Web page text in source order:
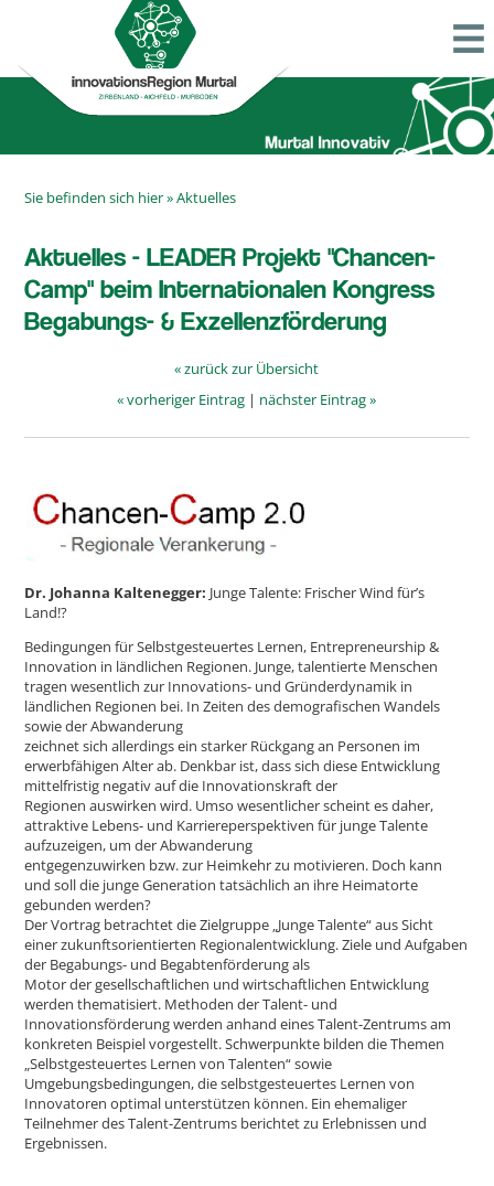
Sie befinden sich hier »Aktuelles
Aktuelles - LEADER Projekt "Chancen-
Camp" beim Internationalen Kongress
Begabungs- & Exzellenzförderung
« zurück zur Übersicht
« vorheriger Eintrag | nächster Eintrag »
Dr. Johanna Kaltenegger: Junge Talente: Frischer Wind für’s
Land!?
Bedingungen für Selbstgesteuertes Lernen, Entrepreneurship &
Innovation in ländlichen Regionen. Junge, talentierte Menschen
tragen wesentlich zur Innovations- und Gründerdynamik in
ländlichen Regionen bei. In Zeiten des demografischen Wandels
sowie der Abwanderung
zeichnet sich allerdings ein starker Rückgang an Personen im
erwerbfähigen Alter ab. Denkbar ist, dass sich diese Entwicklung
mittelfristig negativ auf die Innovationskraft der
Regionen auswirken wird. Umso wesentlicher scheint es daher,
attraktive Lebens- und Karriereperspektiven für junge Talente
aufzuzeigen, um der Abwanderung
entgegenzuwirken bzw. zur Heimkehr zu motivieren. Doch kann
und soll die junge Generation tatsächlich an ihre Heimatorte
gebunden werden?
Der Vortrag betrachtet die Zielgruppe „Junge Talente“ aus Sicht
einer zukunftsorientierten Regionalentwicklung. Ziele und Aufgaben
der Begabungs- und Begabtenförderung als
Motor der gesellschaftlichen und wirtschaftlichen Entwicklung
werden thematisiert. Methoden der Talent- und
Innovationsförderung werden anhand eines Talent-Zentrums am
konkreten Beispiel vorgestellt. Schwerpunkte bilden die Themen
„Selbstgesteuertes Lernen von Talenten“ sowie
Umgebungsbedingungen, die selbstgesteuertes Lernen von
Innovatoren optimal unterstützen können. Ein ehemaliger
Teilnehmer des Talent-Zentrums berichtet zu Erlebnissen und
Ergebnissen.